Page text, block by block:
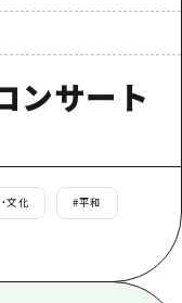
らせ
ービス
Wi-Fi
旅行者向け情報一
さま
ンサート
文化 #平和